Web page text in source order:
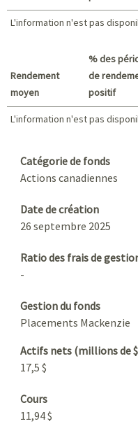
L'information n'est pas
Rendement
moyen
% des
de
positif
L'information n'est pas
L'information n'est pas
Catégorie de fonds
Actions canadiennes
Date de création
26 septembre 2025
Ratio des frais de
-
Gestion du fonds
Placements Mackenzie
Actifs nets (millions de
17,5 $
Cours
11,94 $